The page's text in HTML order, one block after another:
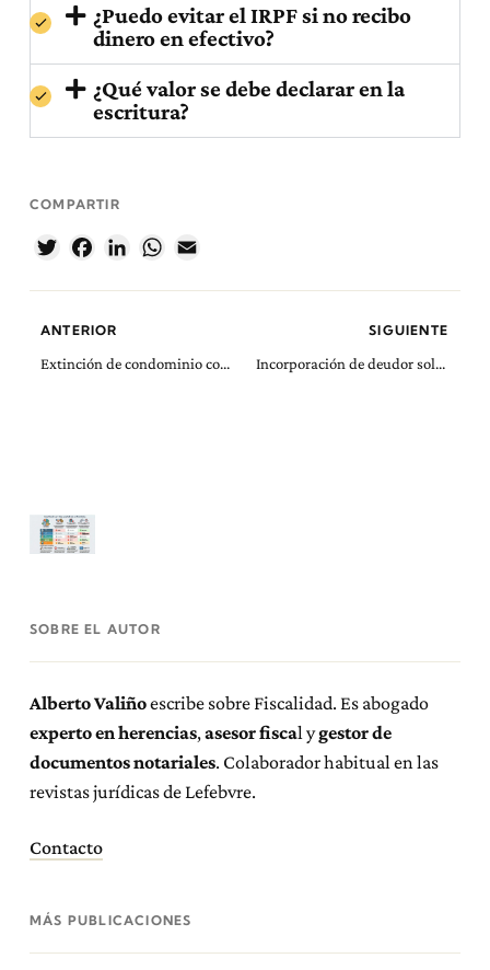
¿Puedo evitar el IRPF si no recibo
dinero en efectivo?
¿Qué valor se debe declarar en la
escritura?
COMPARTIR
TwitterFacebookLinkedInWhatsApp
ANTERIOR
Extinción de condominio con pago aplazado
SIGUIENTE
Incorporación de deudor solidario en un préstamo de otro
SOBRE EL AUTOR
Alberto Valiñoescribe sobre Fiscalidad. Es abogado
experto en herencias, asesor fiscal ygestor de
documentos notariales. Colaborador habitual en las
revistas jurídicas de Lefebvre.
Contacto
MÁS PUBLICACIONES